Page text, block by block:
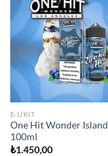
E-LIKIT
One Hit Wonder
100ml
₺1.450,00